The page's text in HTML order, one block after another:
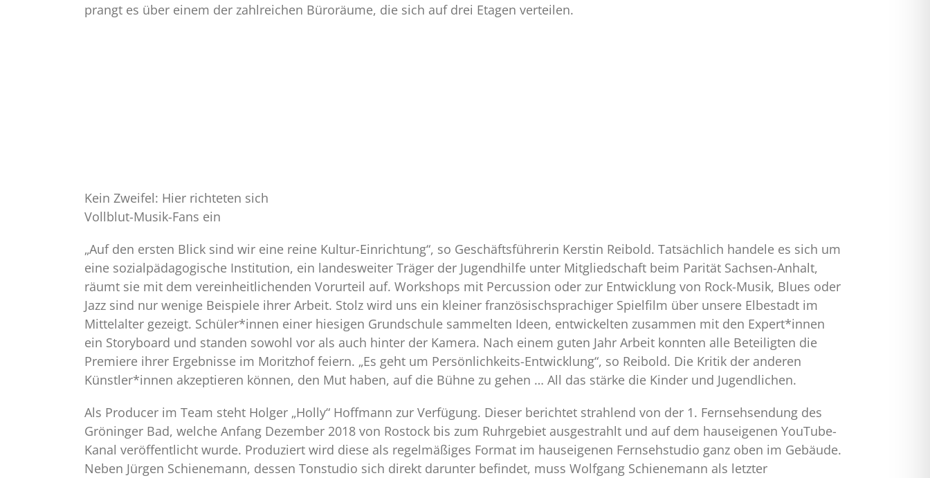
prangt es über einem der zahlreichen Büroräume, die sich auf drei Etagen verteilen.
Kein Zweifel: Hier richteten sich
Vollblut-Musik-Fans ein
„Auf den ersten Blick sind wir eine reine Kultur-Einrichtung“, so Geschäftsführerin Kerstin Reibold. Tatsächlich handele es sich um
eine sozialpädagogische Institution, ein landesweiter Träger der Jugendhilfe unter Mitgliedschaft beim Parität Sachsen-Anhalt,
räumt sie mit dem vereinheitlichenden Vorurteil auf. Workshops mit Percussion oder zur Entwicklung von Rock-Musik, Blues oder
Jazz sind nur wenige Beispiele ihrer Arbeit. Stolz wird uns ein kleiner französischsprachiger Spielfilm über unsere Elbestadt im
Mittelalter gezeigt. Schüler*innen einer hiesigen Grundschule sammelten Ideen, entwickelten zusammen mit den Expert*innen
ein Storyboard und standen sowohl vor als auch hinter der Kamera. Nach einem guten Jahr Arbeit konnten alle Beteiligten die
Premiere ihrer Ergebnisse im Moritzhof feiern. „Es geht um Persönlichkeits-Entwicklung“, so Reibold. Die Kritik der anderen
Künstler*innen akzeptieren können, den Mut haben, auf die Bühne zu gehen … All das stärke die Kinder und Jugendlichen.
Als Producer im Team steht Holger „Holly“ Hoffmann zur Verfügung. Dieser berichtet strahlend von der 1. Fernsehsendung des
Gröninger Bad, welche Anfang Dezember 2018 von Rostock bis zum Ruhrgebiet ausgestrahlt und auf dem hauseigenen YouTube-
Kanal veröffentlicht wurde. Produziert wird diese als regelmäßiges Format im hauseigenen Fernsehstudio ganz oben im Gebäude.
Neben Jürgen Schienemann, dessen Tonstudio sich direkt darunter befindet, muss Wolfgang Schienemann als letzter